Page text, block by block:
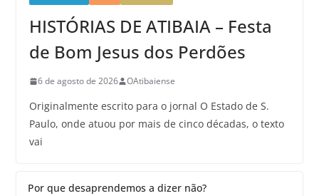
HISTÓRIAS DE ATIBAIA – Festa
de Bom Jesus dos Perdões
6 de agosto de 2026 OAtibaiense
Originalmente escrito para o jornal O Estado de S.
Paulo, onde atuou por mais de cinco décadas, o texto
vai
Por que desaprendemos a dizer não?